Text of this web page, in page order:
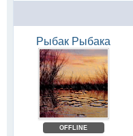
Рыбак Рыбака
OFFLINE